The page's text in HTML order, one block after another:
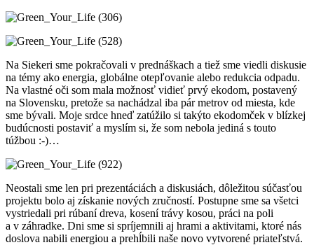
Na Siekeri sme pokračovali v prednáškach a tiež sme viedli diskusie
na témy ako energia, globálne otepľovanie alebo redukcia odpadu.
Na vlastné oči som mala možnosť vidieť prvý ekodom, postavený
na Slovensku, pretože sa nachádzal iba pár metrov od miesta, kde
sme bývali. Moje srdce hneď zatúžilo si takýto ekodomček v blízkej
budúcnosti postaviť a myslím si, že som nebola jediná s touto
túžbou :-)…
Neostali sme len pri prezentáciách a diskusiách, dôležitou súčasťou
projektu bolo aj získanie nových zručností. Postupne sme sa všetci
vystriedali pri rúbaní dreva, kosení trávy kosou, práci na poli
a v záhradke. Dni sme si spríjemnili aj hrami a aktivitami, ktoré nás
doslova nabili energiou a prehĺbili naše novo vytvorené priateľstvá.